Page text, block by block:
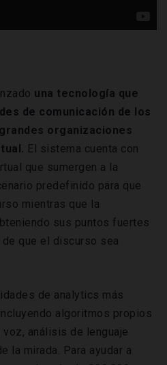
una tecnología que
de comunicación de los
organizaciones
El sistema cuenta con
que sumergen a la
predefinido para que
mientras que la
sus puntos fuertes
que el discurso sea
de analytics más
algoritmos propios
análisis de lenguaje
la mirada. Para ayudar a